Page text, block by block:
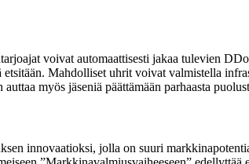
voivat automaattisesti jakaa tulevien
Mahdolliset uhrit voivat valmistella
myös jäseniä päättämään parhaasta
innovaatioksi, jolla on suuri